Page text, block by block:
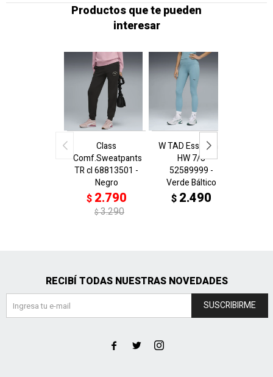
Productos que te pueden
interesar
Class
Comf.Sweatpants
TR cl 68813501 -
Negro
$ 2.790
$3.290
W TAD Ess.Tight-
HW 7/8
52589999 -
Verde Báltico
$ 2.490
RECIBÍ TODAS NUESTRAS NOVEDADES
SUSCRIBIRME
  